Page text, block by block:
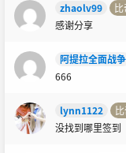
zhaolv99
感谢分享
阿提拉全面战争
666
lynn1122
没找到哪里签到